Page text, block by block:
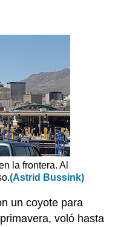
la frontera. Al
(Astrid Bussink)
un coyote para
voló hasta